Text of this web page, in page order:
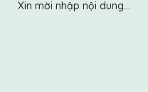
Xin mời nhập nội dung...